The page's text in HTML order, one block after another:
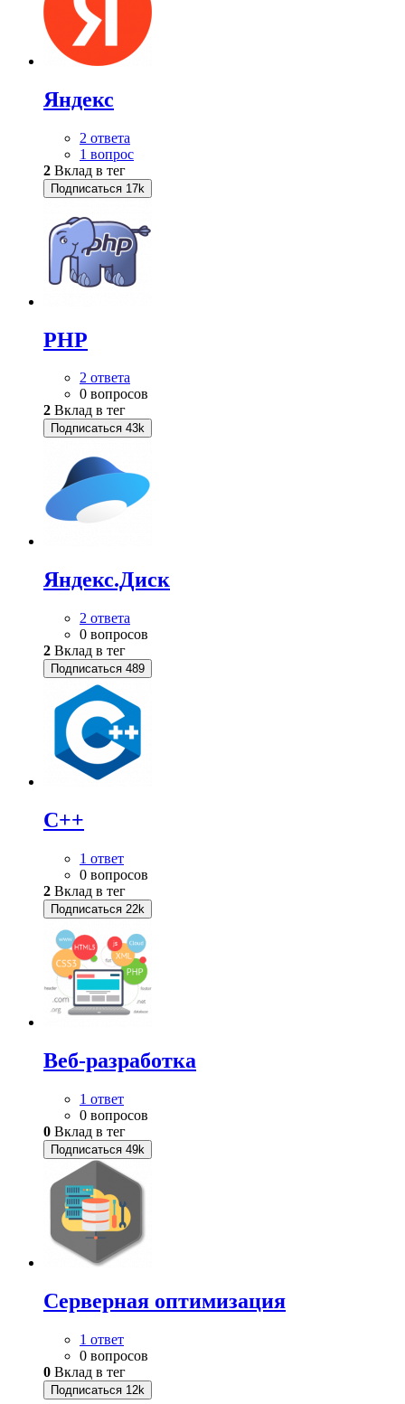
Яндекс
2 ответа
1 вопрос
2 Вклад в тег
Подписаться 17k
PHP
2 ответа
0 вопросов
2 Вклад в тег
Подписаться 43k
Яндекс.Диск
2 ответа
0 вопросов
2 Вклад в тег
Подписаться 489
C++
1 ответ
0 вопросов
2 Вклад в тег
Подписаться 22k
Веб-разработка
1 ответ
0 вопросов
0 Вклад в тег
Подписаться 49k
Серверная оптимизация
1 ответ
0 вопросов
0 Вклад в тег
Подписаться 12k